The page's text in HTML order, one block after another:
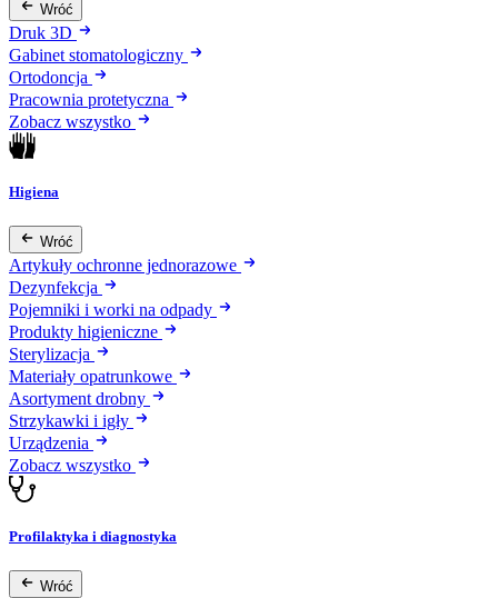
Wróć
Druk 3D
Gabinet stomatologiczny
Ortodoncja
Pracownia protetyczna
Zobacz wszystko
Higiena
Wróć
Artykuły ochronne jednorazowe
Dezynfekcja
Pojemniki i worki na odpady
Produkty higieniczne
Sterylizacja
Materiały opatrunkowe
Asortyment drobny
Strzykawki i igły
Urządzenia
Zobacz wszystko
Profilaktyka i diagnostyka
Wróć